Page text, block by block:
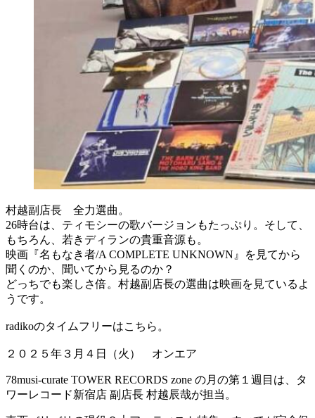
村越副店長 全力選曲。
26時台は、ティモシーの歌バージョンもたっぷり。そして、
もちろん、若きディランの貴重音源も。
映画『名もなき者/A COMPLETE UNKNOWN』を見てから
聞くのか、聞いてから見るのか？
どっちでも楽しさ倍。村越副店長の選曲は映画を見ているよ
うです。
radikoのタイムフリーはこちら。
２０２５年３月４日（火） オンエア
78musi-curate TOWER RECORDS zone の月の第１週目は、タ
ワーレコード新宿店 副店長 村越辰哉が担当。